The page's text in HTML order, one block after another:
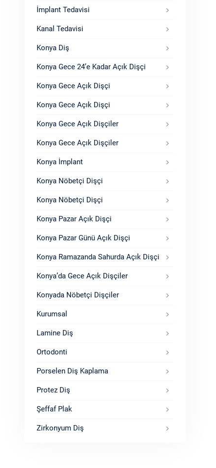
İmplant Tedavisi
Kanal Tedavisi
Konya Diş
Konya Gece 24’e Kadar Açık Dişçi
Konya Gece Açık Dişçi
Konya Gece Açık Dişçi
Konya Gece Açık Dişçiler
Konya Gece Açık Dişçiler
Konya İmplant
Konya Nöbetçi Dişçi
Konya Nöbetçi Dişçi
Konya Pazar Açık Dişçi
Konya Pazar Günü Açık Dişçi
Konya Ramazanda Sahurda Açık Dişçi
Konya’da Gece Açık Dişçiler
Konyada Nöbetçi Dişçiler
Kurumsal
Lamine Diş
Ortodonti
Porselen Diş Kaplama
Protez Diş
Şeffaf Plak
Zirkonyum Diş